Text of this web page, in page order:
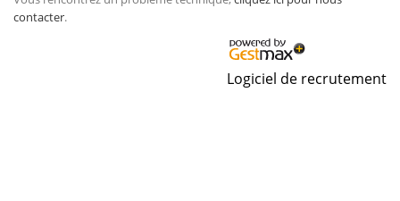
contacter.
Logiciel de recrutement